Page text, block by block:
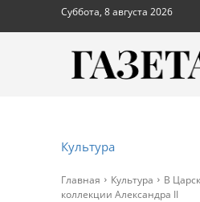
Суббота, 8 августа 2026
Культура
Главная Культура
В
коллекции Александра II